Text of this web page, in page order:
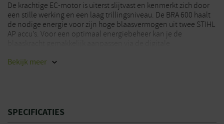
De krachtige EC-motor is uiterst slijtvast en kenmerkt zich door
een stille werking en een laag trillingsniveau. De BRA 600 haalt
de nodige energie voor zijn hoge blaasvermogen uit twee STIHL
AP accu’s. Voor een optimaal energiebeheer kan je de
multifunctionele handgreep. Er zijn vier vooraf ingestelde
uitgerust met STIHL connected. Zo heb je bijvoorbeeld de
Bekijk meer
SPECIFICATIES